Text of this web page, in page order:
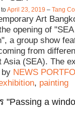
toApril 23, 2019 – Tang
Art
opening of
a group show
from
Asia (SEA). The
NEWS
, painting
"Passing a